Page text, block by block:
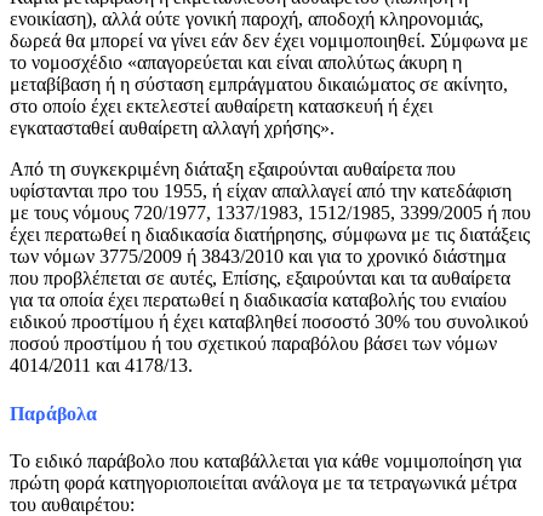
ενοικίαση), αλλά ούτε γονική παροχή, αποδοχή κληρονομιάς,
δωρεά θα μπορεί να γίνει εάν δεν έχει νομιμοποιηθεί. Σύμφωνα με
το νομοσχέδιο «απαγορεύεται και είναι απολύτως άκυρη η
μεταβίβαση ή η σύσταση εμπράγματου δικαιώματος σε ακίνητο,
στο οποίο έχει εκτελεστεί αυθαίρετη κατασκευή ή έχει
εγκατασταθεί αυθαίρετη αλλαγή χρήσης».
Από τη συγκεκριμένη διάταξη εξαιρούνται αυθαίρετα που
υφίστανται προ του 1955, ή είχαν απαλλαγεί από την κατεδάφιση
με τους νόμους 720/1977, 1337/1983, 1512/1985, 3399/2005 ή που
έχει περατωθεί η διαδικασία διατήρησης, σύμφωνα με τις διατάξεις
των νόμων 3775/2009 ή 3843/2010 και για το χρονικό διάστημα
που προβλέπεται σε αυτές, Επίσης, εξαιρούνται και τα αυθαίρετα
για τα οποία έχει περατωθεί η διαδικασία καταβολής του ενιαίου
ειδικού προστίμου ή έχει καταβληθεί ποσοστό 30% του συνολικού
ποσού προστίμου ή του σχετικού παραβόλου βάσει των νόμων
4014/2011 και 4178/13.
Παράβολα
Το ειδικό παράβολο που καταβάλλεται για κάθε νομιμοποίηση για
πρώτη φορά κατηγοριοποιείται ανάλογα με τα τετραγωνικά μέτρα
του αυθαιρέτου: